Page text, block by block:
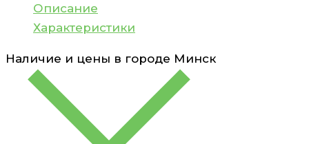
Описание
Характеристики
Наличие и цены в городе Минск